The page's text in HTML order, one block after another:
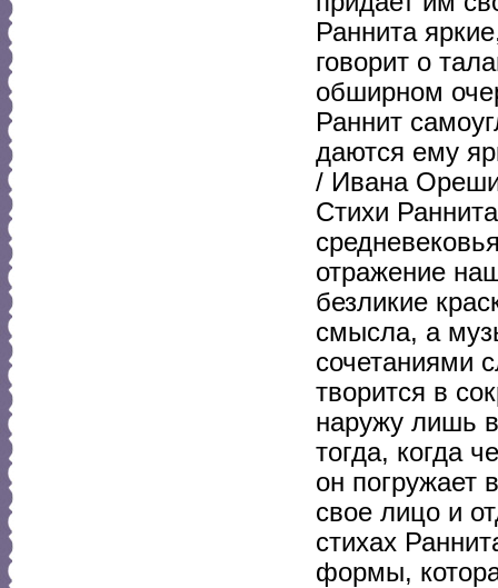
Раннита
говорит о
обширном
Раннит
даются ему
/ Ивана
Стихи
отражение
безликие
смысла, а
сочетаниями
творится в
наружу лишь
тогда, когда
он погружает
свое лицо и
стихах
формы,